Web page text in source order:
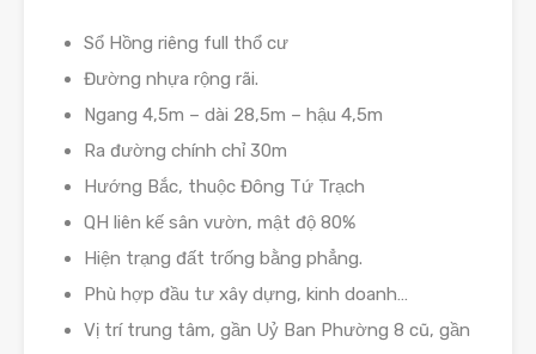
Sổ Hồng riêng full thổ cư
Đường nhựa rộng rãi.
Ngang 4,5m – dài 28,5m – hậu 4,5m
Ra đường chính chỉ 30m
Hướng Bắc, thuộc Đông Tứ Trạch
QH liên kế sân vườn, mật độ 80%
Hiện trạng đất trống bằng phẳng.
Phù hợp đầu tư xây dựng, kinh doanh…
Vị trí trung tâm, gần Uỷ Ban Phường 8 cũ, gần